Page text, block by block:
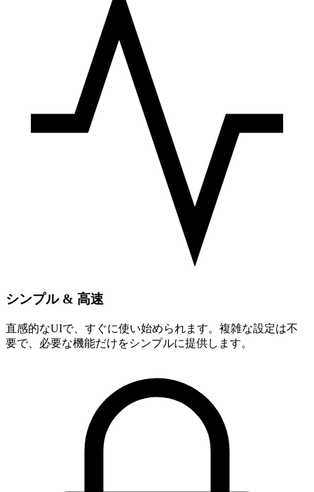
シンプル & 高速
直感的なUIで、すぐに使い始められます。複雑な設定は不
要で、必要な機能だけをシンプルに提供します。